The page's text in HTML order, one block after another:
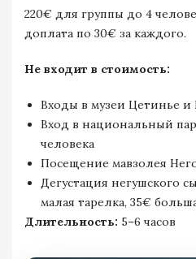
220€ для группы до 4
доплата по 30€ за каждого.
Не входит в стоимость:
Входы в музеи Цетинье и
Вход в национальный
человека
Посещение мавзолея
Дегустация негушского
малая тарелка, 35€
Длительность: 5–6 часов